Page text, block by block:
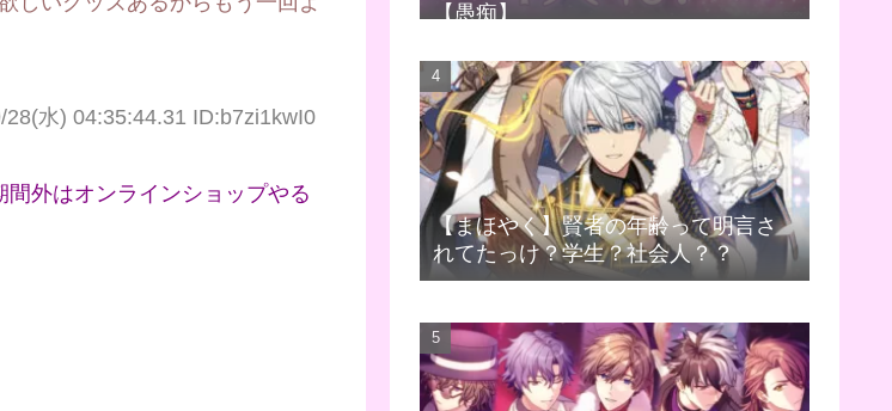
28(水) 04:35:44.31 ID:b7zi1kwI0
外はオンラインショップやる
【愚痴】
【まほやく】賢者の年齢って明言さ
れてたっけ？学生？社会人？？